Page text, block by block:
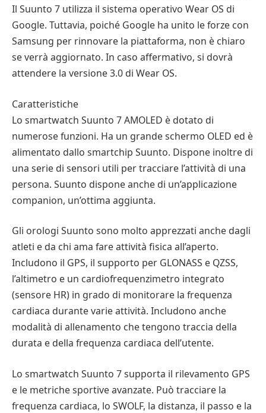
Il Suunto 7 utilizza il sistema operativo Wear OS di
Google. Tuttavia, poiché Google ha unito le forze con
Samsung per rinnovare la piattaforma, non è chiaro
se verrà aggiornato. In caso affermativo, si dovrà
attendere la versione 3.0 di Wear OS.
Caratteristiche
Lo smartwatch Suunto 7 AMOLED è dotato di
numerose funzioni. Ha un grande schermo OLED ed è
alimentato dallo smartchip Suunto. Dispone inoltre di
una serie di sensori utili per tracciare l’attività di una
persona. Suunto dispone anche di un’applicazione
companion, un’ottima aggiunta.
Gli orologi Suunto sono molto apprezzati anche dagli
atleti e da chi ama fare attività fisica all’aperto.
Includono il GPS, il supporto per GLONASS e QZSS,
l’altimetro e un cardiofrequenzimetro integrato
(sensore HR) in grado di monitorare la frequenza
cardiaca durante varie attività. Includono anche
modalità di allenamento che tengono traccia della
durata e della frequenza cardiaca dell’utente.
Lo smartwatch Suunto 7 supporta il rilevamento GPS
e le metriche sportive avanzate. Può tracciare la
frequenza cardiaca, lo SWOLF, la distanza, il passo e la